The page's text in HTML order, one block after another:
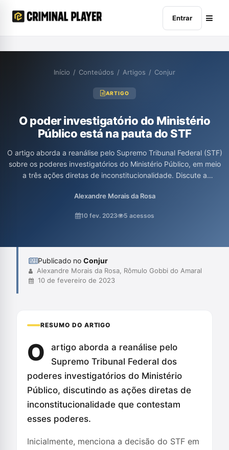
Entrar
Início / Conteúdos / Artigos / Conjur
ARTIGO
O poder investigatório do Ministério
Público está na pauta do STF
O artigo aborda a reanálise pelo Supremo Tribunal Federal (STF)
sobre os poderes investigatórios do Ministério Público, em meio
a três ações diretas de inconstitucionalidade. Discute a
destacando a necessidade de observância de garantias e
conduzidas pelo Parquet. A expectativa é de que o STF
Alexandre Morais da Rosa
10 fev. 2023 5 acessos
Publicado no Conjur
Alexandre Morais da Rosa, Rômulo Gobbi do Amaral
10 de fevereiro de 2023
RESUMO DO ARTIGO
O
artigo aborda a reanálise pelo
Supremo Tribunal Federal dos
poderes investigatórios do Ministério
Público, discutindo as ações diretas de
inconstitucionalidade que contestam
esses poderes.
Inicialmente, menciona a decisão do STF em